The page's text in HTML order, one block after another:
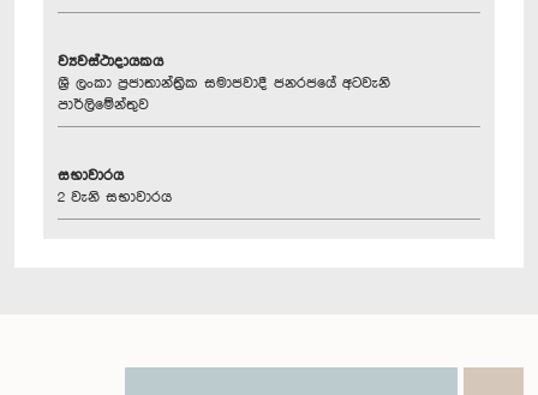
ව්‍යවස්ථාදායකය
ශ්‍රී ලංකා ප්‍රජාතාන්ත්‍රික සමාජවාදී ජනරජයේ අටවැනි
පාර්ලිමේන්තුව
සභාවාරය
2 වැනි සභාවාරය